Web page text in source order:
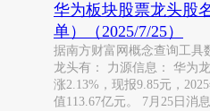
华为板块股票龙头股
单）（2025/7/25）
据南方财富网概念查询工具
龙头有： 力源信息： 华为
涨2.13%，现报9.85元，
值113.67亿元。 7月25日消